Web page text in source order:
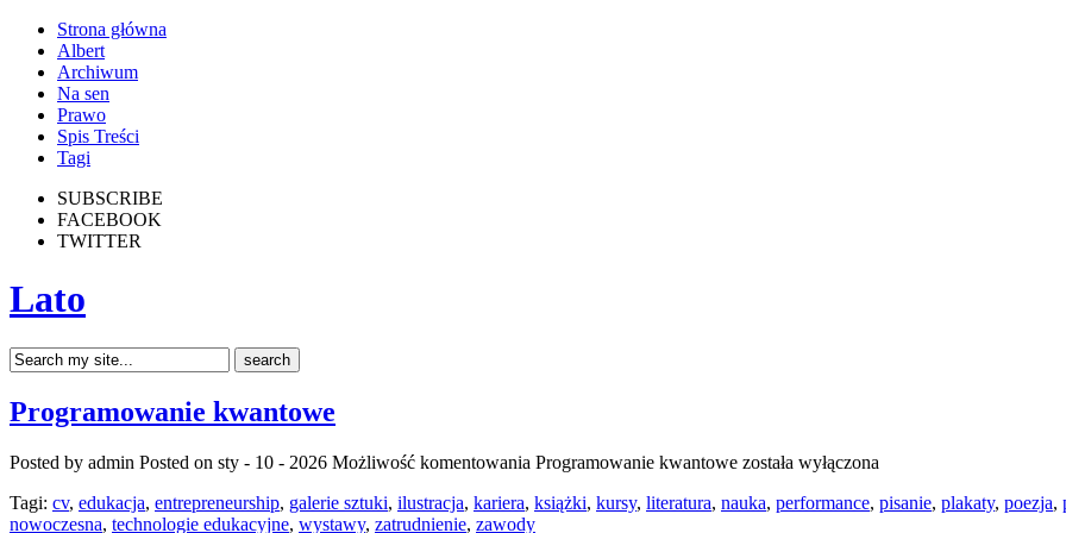
Strona główna
Albert
Archiwum
Na sen
Prawo
Spis Treści
Tagi
SUBSCRIBE
FACEBOOK
TWITTER
Lato
Programowanie kwantowe
Posted by admin Posted on sty - 10 - 2026 Możliwość komentowania Programowanie kwantowe została wyłączona
Tagi: cv, edukacja, entrepreneurship, galerie sztuki, ilustracja, kariera, książki, kursy, literatura, nauka, performance, pisanie, plakaty, poezja,
nowoczesna, technologie edukacyjne, wystawy, zatrudnienie, zawody